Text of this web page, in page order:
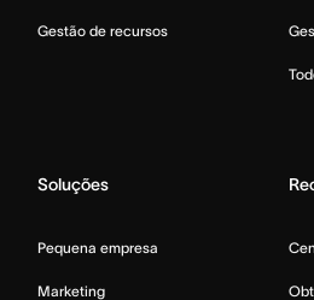
Gestão de recursos
Soluções
Pequena empresa
Marketing